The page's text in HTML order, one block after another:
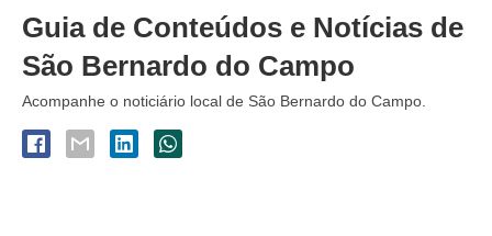
Guia de Conteúdos e Notícias de
São Bernardo do Campo
Acompanhe o noticiário local de São Bernardo do Campo.